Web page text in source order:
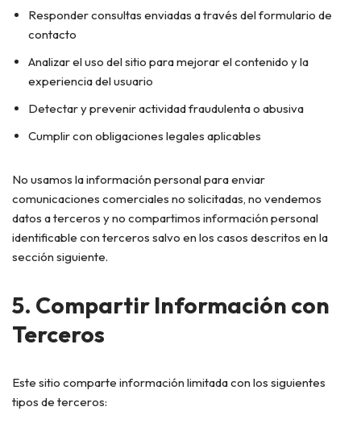
Responder consultas enviadas a través del formulario de
contacto
Analizar el uso del sitio para mejorar el contenido y la
experiencia del usuario
Detectar y prevenir actividad fraudulenta o abusiva
Cumplir con obligaciones legales aplicables
No usamos la información personal para enviar
comunicaciones comerciales no solicitadas, no vendemos
datos a terceros y no compartimos información personal
identificable con terceros salvo en los casos descritos en la
sección siguiente.
5. Compartir Información con
Terceros
Este sitio comparte información limitada con los siguientes
tipos de terceros: